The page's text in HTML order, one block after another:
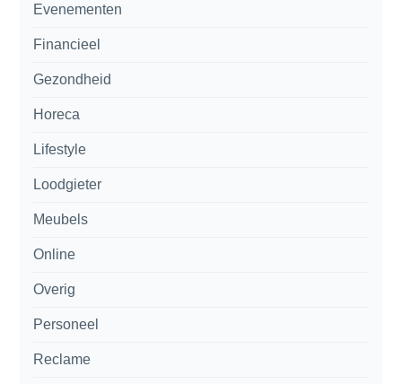
Evenementen
Financieel
Gezondheid
Horeca
Lifestyle
Loodgieter
Meubels
Online
Overig
Personeel
Reclame